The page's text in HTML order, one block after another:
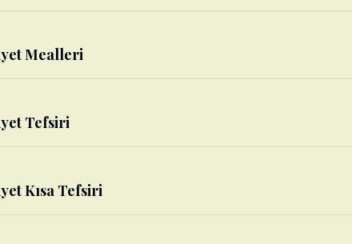
Mealleri
Tefsiri
Kısa Tefsiri